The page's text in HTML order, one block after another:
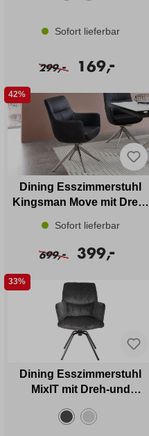
Sofort lieferbar
299,- 169,
-
42%
Dining Esszimmerstuhl
Kingsman Move mit Dreh-
Leder/ Stoff Mix
Sofort lieferbar
699,- 399,
-
33%
Dining Esszimmerstuhl
MixIT mit Dreh-und